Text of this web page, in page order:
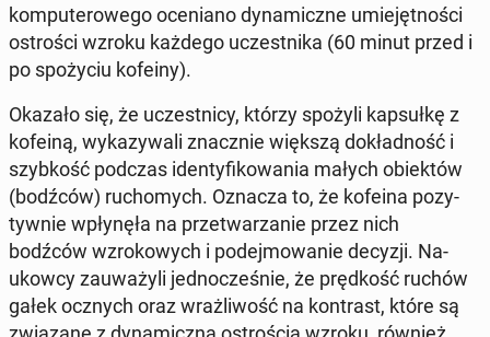
kom­pu­te­ro­we­go oce­nia­no dy­na­micz­ne umie­jęt­no­ści
ostro­ści wzroku każdego uczest­ni­ka (60 minut przed i
po spo­ży­ciu kofeiny).
Okazało się, że uczest­ni­cy, którzy spożyli kap­suł­kę z
kofeiną, wy­ka­zy­wa­li znacz­nie większą do­kład­ność i
szyb­kość podczas iden­ty­fi­ko­wa­nia małych obiek­tów
(bodźców) ru­cho­mych. Oznacza to, że kofeina po­zy­
tyw­nie wpły­nę­ła na prze­twa­rza­nie przez nich
bodźców wzro­ko­wych i po­dej­mo­wa­nie decyzji. Na­
ukow­cy za­uwa­ży­li jed­no­cze­śnie, że pręd­kość ruchów
gałek ocznych oraz wraż­li­wość na kon­trast, które są